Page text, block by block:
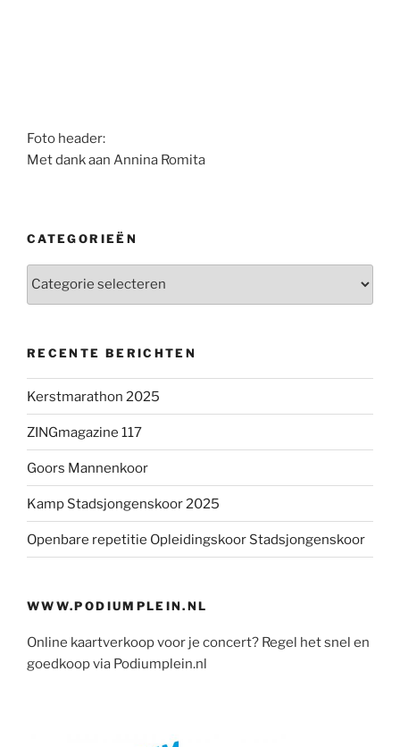
Foto header:
Met dank aan Annina Romita
CATEGORIEËN
Categorieën
RECENTE BERICHTEN
Kerstmarathon 2025
ZINGmagazine 117
Goors Mannenkoor
Kamp Stadsjongenskoor 2025
Openbare repetitie Opleidingskoor Stadsjongenskoor
WWW.PODIUMPLEIN.NL
Online kaartverkoop voor je concert? Regel het snel en
goedkoop via Podiumplein.nl